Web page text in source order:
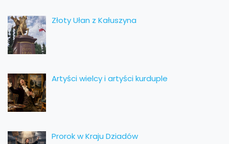
Złoty Ułan z Kałuszyna
Artyści wielcy i artyści kurduple
Prorok w Kraju Dziadów